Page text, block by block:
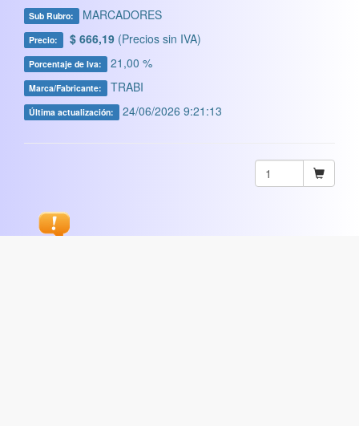
Sub Rubro: MARCADORES
Precio: $ 666,19 (Precios sin IVA)
Porcentaje de Iva: 21,00 %
Marca/Fabricante: TRABI
Última actualización: 24/06/2026 9:21:13